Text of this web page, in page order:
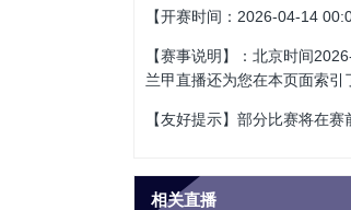
【开赛时间：2026-04-14
【赛事说明】：北京时间
兰甲直播还为您在本页面索引
【友好提示】部分比赛将在
相关直播